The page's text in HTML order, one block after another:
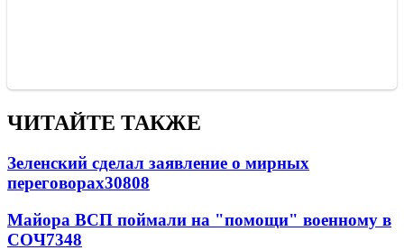
ЧИТАЙТЕ ТАКЖЕ
Зеленский сделал заявление о мирных
переговорах30808
Майора ВСП поймали на "помощи" военному в
СОЧ7348